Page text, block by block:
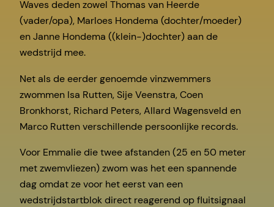
Waves deden zowel Thomas van Heerde
(vader/opa), Marloes Hondema (dochter/moeder)
en Janne Hondema ((klein-)dochter) aan de
wedstrijd mee.
Net als de eerder genoemde vinzwemmers
zwommen Isa Rutten, Sije Veenstra, Coen
Bronkhorst, Richard Peters, Allard Wagensveld en
Marco Rutten verschillende persoonlijke records.
Voor Emmalie die twee afstanden (25 en 50 meter
met zwemvliezen) zwom was het een spannende
dag omdat ze voor het eerst van een
wedstrijdstartblok direct reagerend op fluitsignaal